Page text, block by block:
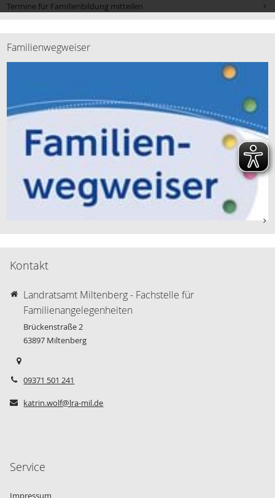
Termine für Familienbildung mitteilen
Familienwegweiser
Kontakt
Landratsamt Miltenberg - Fachstelle für
Familienangelegenheiten
Brückenstraße 2
63897 Miltenberg
09371 501 241
katrin.wolf@lra-mil.de
Service
Impressum